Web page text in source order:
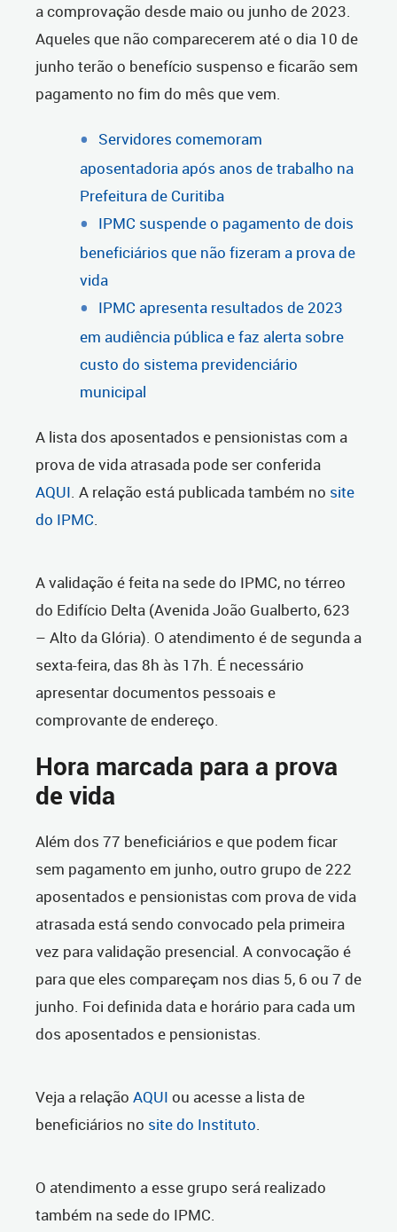
a comprovação desde maio ou junho de 2023.
Aqueles que não comparecerem até o dia 10 de
junho terão o benefício suspenso e ficarão sem
pagamento no fim do mês que vem.
Servidores comemoram
aposentadoria após anos de trabalho na
Prefeitura de Curitiba
IPMC suspende o pagamento de dois
beneficiários que não fizeram a prova de
vida
IPMC apresenta resultados de 2023
em audiência pública e faz alerta sobre
custo do sistema previdenciário
municipal
A lista dos aposentados e pensionistas com a
prova de vida atrasada pode ser conferida
AQUI. A relação está publicada também no site
do IPMC.
A validação é feita na sede do IPMC, no térreo
do Edifício Delta (Avenida João Gualberto, 623
– Alto da Glória). O atendimento é de segunda a
sexta-feira, das 8h às 17h. É necessário
apresentar documentos pessoais e
comprovante de endereço.
Hora marcada para a prova
de vida
Além dos 77 beneficiários e que podem ficar
sem pagamento em junho, outro grupo de 222
aposentados e pensionistas com prova de vida
atrasada está sendo convocado pela primeira
vez para validação presencial. A convocação é
para que eles compareçam nos dias 5, 6 ou 7 de
junho. Foi definida data e horário para cada um
dos aposentados e pensionistas.
Veja a relação AQUI ou acesse a lista de
beneficiários no site do Instituto.
O atendimento a esse grupo será realizado
também na sede do IPMC.